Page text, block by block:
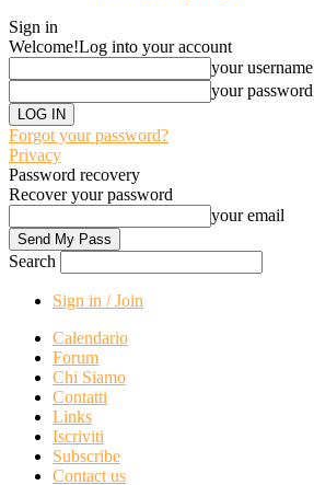
Sign in
Welcome!Log into your account
your username
your password
Forgot your password?
Privacy
Password recovery
Recover your password
your email
Search
Sign in / Join
Calendario
Forum
Chi Siamo
Contatti
Links
Iscriviti
Subscribe
Contact us